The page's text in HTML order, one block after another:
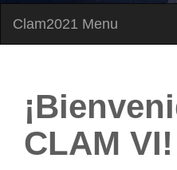
Clam2021 Menu
CLAM VI!